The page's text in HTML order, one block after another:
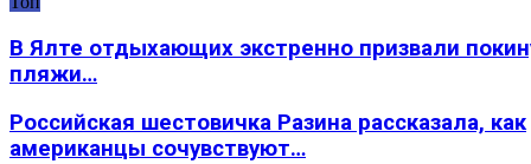
В Ялте отдыхающих экстренно призвали
пляжи…
Российская шестовичка Разина рассказала, как
американцы сочувствуют…